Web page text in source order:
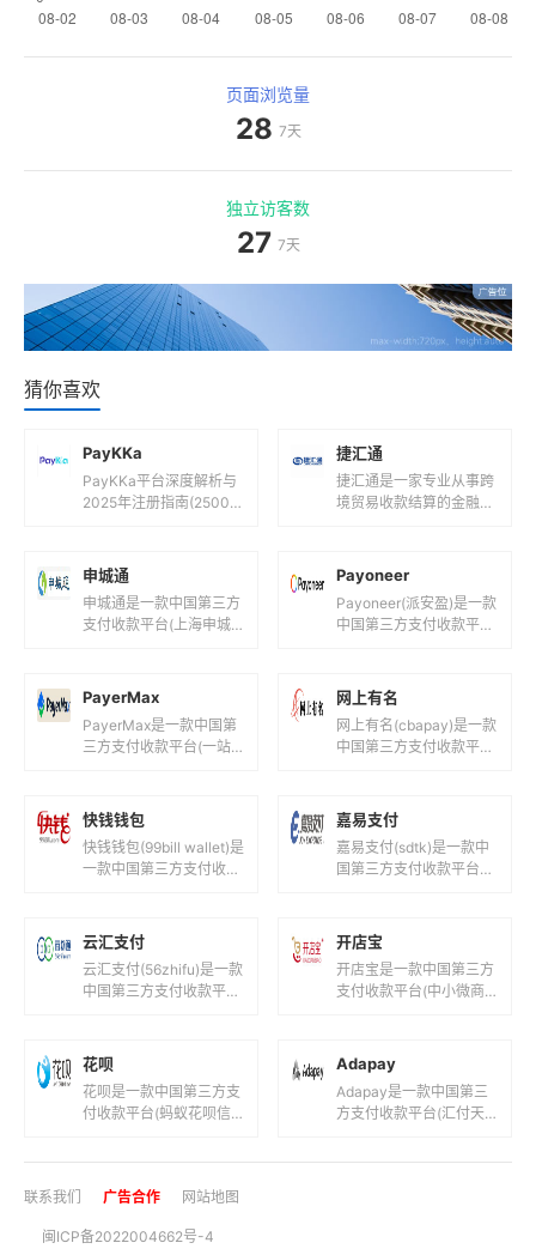
页面浏览量
28 7天
独立访客数
27 7天
猜你喜欢
PayKKa
PayKKa平台深度解析与
2025年注册指南(2500
1 平台背景...
捷汇通
捷汇通是一家专业从事跨
境贸易收款结算的金融科
汇通支持多种主流货币，
包括但不限...
申城通
申城通是一款中国第三方
支付收款平台(上海申城
货币之间的电子支付、转
账和汇款服...
Payoneer
Payoneer(派安盈)是一款
中国第三方支付收款平台
币,美元,欧元,英镑...
PayerMax
PayerMax是一款中国第
三方支付收款平台(一站
等国际主流货币之间的电
子...
网上有名
网上有名(cbapay)是一款
中国第三方支付收款平台
人民币等国际主流货币之
间...
快钱钱包
快钱钱包(99bill wallet)是
一款中国第三方支付收款
等国际主流货币之...
嘉易支付
嘉易支付(sdtk)是一款中
国第三方支付收款平台
持人民币等国际主流货币
之间的...
云汇支付
云汇支付(56zhifu)是一款
中国第三方支付收款平台
国际主流货币之间的电
子...
开店宝
开店宝是一款中国第三方
支付收款平台(中小微商
民币等国际主流货币之间
的电子支付...
花呗
花呗是一款中国第三方支
付收款平台(蚂蚁花呗信
服务。花呗...
Adapay
Adapay是一款中国第三
方支付收款平台(汇付天
联系我们 广告合作 网站地图
闽ICP备2022004662号-4